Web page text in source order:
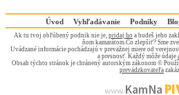
Úvod Vyhľadávanie Podniky
Ak tu tvoj obľúbený podnik nie je, pridaj ho a budeš jeho
ňom kamarátom.Čo zlepšiť? Sme
Uvádzané informácie pochádzajú v prevažnej miere od
a presnosť. Každý môže údaje
Obsah týchto stránok je chránený autorským zákonom ©
prevádzkovateľa
www.Kam Na